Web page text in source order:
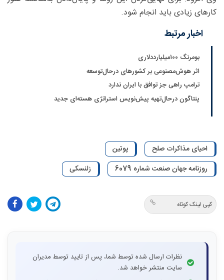
کارهای زیادی باید انجام شود.
اخبار مرتبط
بومرنگ ۱۰۰میلیارددلاری
اثر هوش‌مصنوعی بر کشورهای درحال‌توسعه
ترامپ راهی جز توافق با ایران ندارد
پنتاگون درحال‌تهیه پیش‌نویس استراتژی هسته‌ای جدید
احیای مذاکرات صلح
پوتین
روزنامه جهان صنعت شماره 6079
زلنسکی
کپی لینک کوتاه
نظرات ارسال شده توسط شما، پس از تایید توسط مدیران
سایت منتشر خواهد شد.